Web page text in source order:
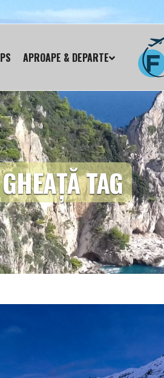
APROAPE & DEPARTE
TAG